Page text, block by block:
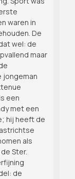
waren in
De
wel: de
maar
jongeman
een
met een
hij heeft de
als
Ster.
de